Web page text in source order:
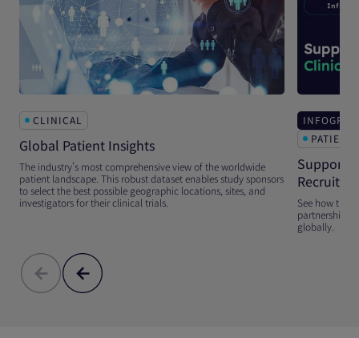
CLINICAL
Global Patient Insights
The industry’s most comprehensive view of the worldwide
patient landscape. This robust dataset enables study sponsors
to select the best possible geographic locations, sites, and
investigators for their clinical trials.
PATIENT
See how the
partnership
globally.